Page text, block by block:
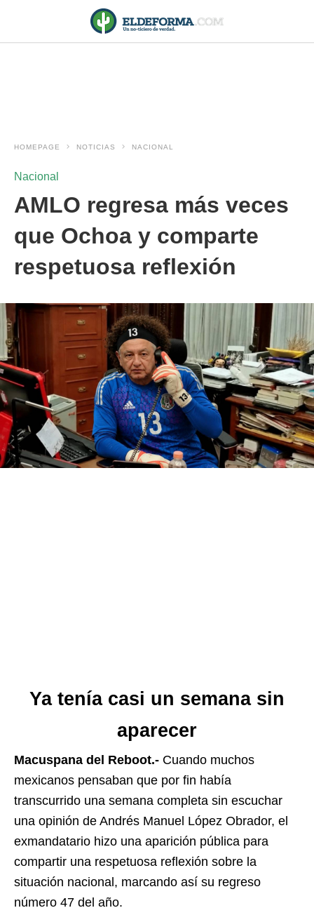
HOMEPAGE NOTICIAS NACIONAL
Nacional
AMLO regresa más veces
que Ochoa y comparte
respetuosa reflexión
Ya tenía casi un semana sin
aparecer
Macuspana del Reboot.- Cuando muchos
mexicanos pensaban que por fin había
transcurrido una semana completa sin escuchar
una opinión de Andrés Manuel López Obrador, el
exmandatario hizo una aparición pública para
compartir una respetuosa reflexión sobre la
situación nacional, marcando así su regreso
número 47 del año.